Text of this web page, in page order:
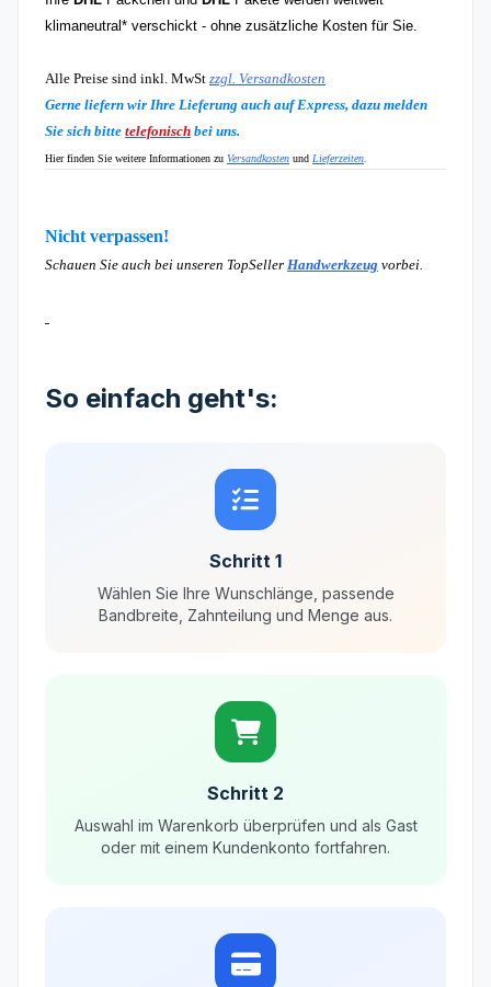
klimaneutral* verschickt - ohne zusätzliche Kosten für Sie.
Alle Preise sind inkl. MwSt zzgl. Versandkosten
Gerne liefern wir Ihre Lieferung auch auf Express, dazu melden
Sie sich bitte telefonisch bei uns.
Hier finden Sie weitere Informationen zu Versandkosten und Lieferzeiten
Nicht verpassen!
Schauen Sie auch bei unseren TopSeller Handwerkzeug vorbei.
So einfach geht's:
Schritt 1
Wählen Sie Ihre Wunschlänge, passende
Bandbreite, Zahnteilung und Menge aus.
Schritt 2
Auswahl im Warenkorb überprüfen und als Gast
oder mit einem Kundenkonto fortfahren.